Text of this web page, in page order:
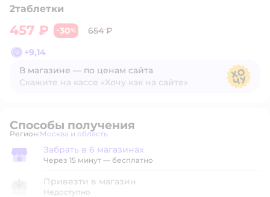
2таблетки
457 ₽ −30%
654 ₽
+9,14
В магазине — по ценам сайта
Скажите на кассе «Хочу как на сайте»
Способы получения
Регион: Выбор адреса доставки.
Москва и область
Забрать в магазине
Забрать в 6 магазинах
Через 15 минут — бесплатно
Привезти в магазин
Недоступно